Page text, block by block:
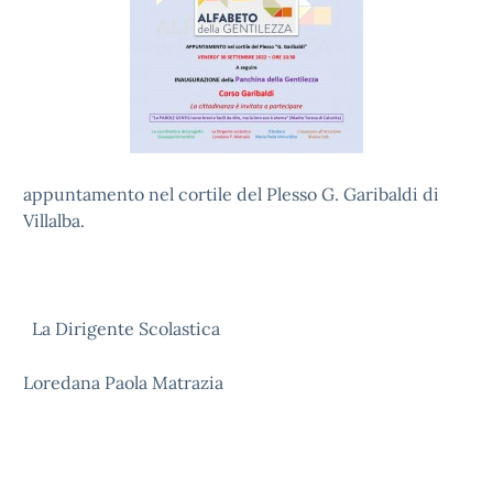
appuntamento nel cortile del Plesso G. Garibaldi di
Villalba.
La Dirigente Scolastica
Loredana Paola Matrazia